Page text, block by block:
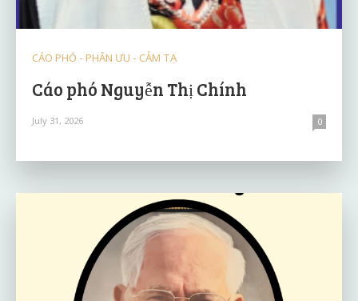
CÁO PHÓ - PHÂN ƯU - CẢM TẠ
Cáo phó Nguyễn Thị Chính
July 31, 2026 0